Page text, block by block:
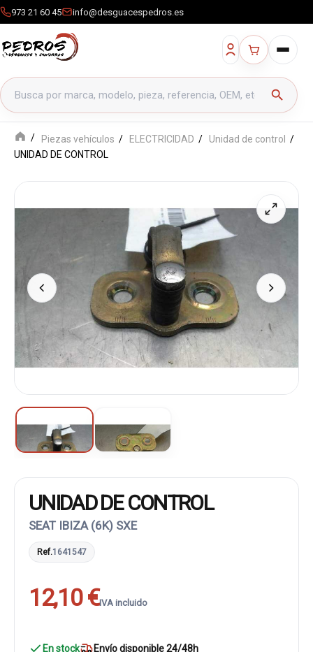
973 21 60 45 info@desguacespedros.es
Buscar productos
search
Piezas vehículos ELECTRICIDAD
Unidad de control
UNIDAD DE CONTROL
UNIDAD DE CONTROL
SEAT IBIZA (6K) SXE
Ref.1641547
12,10 €IVA incluido
En stock Envío disponible 24/48h